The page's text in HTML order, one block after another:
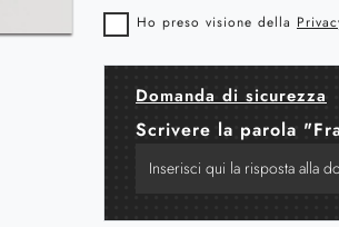
Ho preso visione della
Domanda di sicurezza
Scrivere la parola